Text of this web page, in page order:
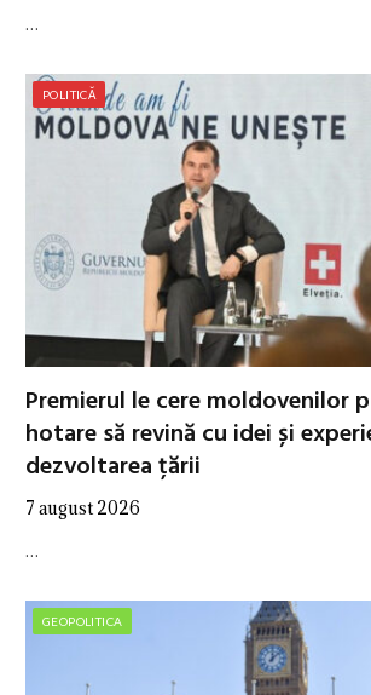
…
POLITICĂ
Premierul le cere moldovenilor
hotare să revină cu idei și
dezvoltarea țării
7 august 2026
…
GEOPOLITICA